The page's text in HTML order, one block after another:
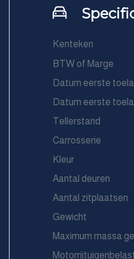
Kenteken
BTW of Marge
Datum eerste
Datum eerste
Tellerstand
Carrosserie
Kleur
Aantal deuren
Aantal zitplaatsen
Gewicht
Maximum massa